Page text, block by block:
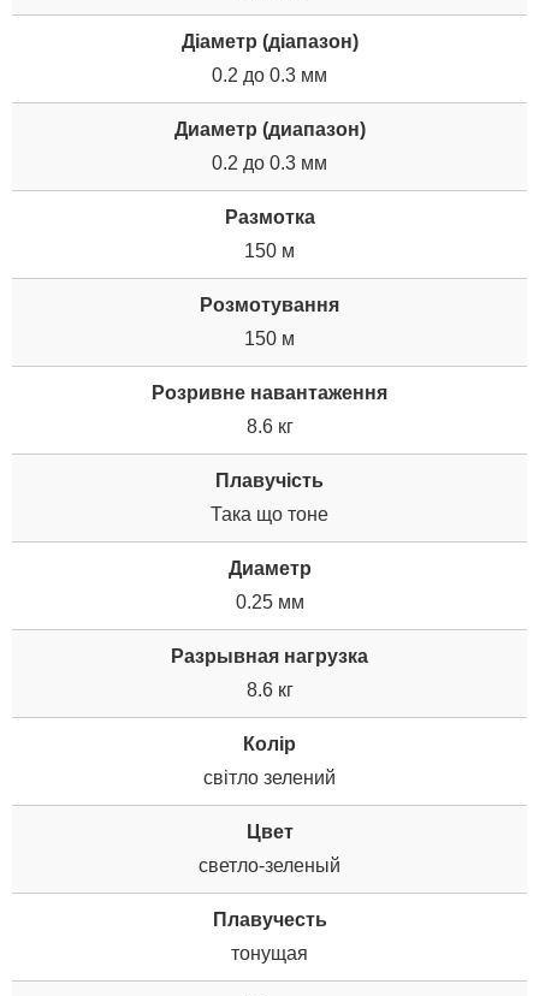
Діаметр (діапазон)
0.2 до 0.3 мм
Диаметр (диапазон)
0.2 до 0.3 мм
Размотка
150 м
Розмотування
150 м
Розривне навантаження
8.6 кг
Плавучість
Така що тоне
Диаметр
0.25 мм
Разрывная нагрузка
8.6 кг
Колір
світло зелений
Цвет
светло-зеленый
Плавучесть
тонущая